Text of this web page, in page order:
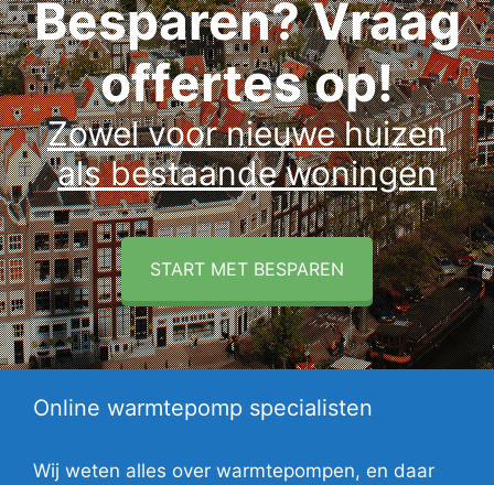
Besparen? Vraag
offertes op!
Zowel voor nieuwe huizen
als bestaande woningen
START MET BESPAREN
Online warmtepomp specialisten
Wij weten alles over warmtepompen, en daar